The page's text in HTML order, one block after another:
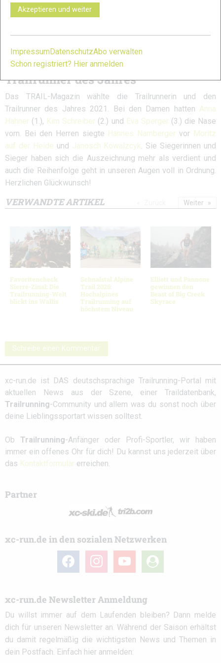
Tschechien am Start des KBT im Bayerischen Wald begrüßen
zu du?rfen.
Eventbericht von 2019
Infos
Trailrunner des Jahres
Das TRAIL-Magazin wählte die Trailrunnerin und den
Trailrunner des Jahres 2021. Bei den Damen hatten Anna
Hahner (1.), Kim Schreiber (2.) und Eva Sperger(3.) die Nase
vorn. Bei den Herren siegte Hannes Namberger vor Moritz
auf der Heide und Janosch Kowalzcyk. Sie Siegerinnen und
Sieger haben sich die Auszeichnung mehr als verdient und
auch die Reihenfolge geht in unseren Augen voll in Ordnung.
Herzlichen Glückwunsch!
VERWANDTE ARTIKEL
Favoritencheck
Sierre-Zinal: Die
Trailrunning-Welt
blickt ins Wallis
Schnalstal Alpine
Trail 2026:
Hochalpines
Trailrunning auf
höchstem Niveau
Elliott und Pannone
gewinnen den
Beast of Big Creek
Skyrace
Weiter
Schreibe einen Kommentar
xc-run.de ist DAS deutschsprachige Trailrunning-Portal mit
aktuellen News aus der Szene, einer Traildatenbank,
Trailrunning-Community und allem was du sonst noch über
deine Lieblingssportart wissen solltest.
Ob Trailrunning-Anfänger oder Profi-Sportler, wir haben
immer ein offenes Ohr für dich! Du kannst uns jederzeit über
das Kontaktformular erreichen.
Partner
xc-run.de in den sozialen Netzwerken
facebook instagramyoutube
user-
circle
xc-run.de Newsletter Anmeldung
Du willst immer auf dem Laufenden bleiben? Dann melde
dich für unseren Newsletter an. Während der Saison erhältst
du damit regelmäßig die wichtigsten News und Themen in
dein Postfach. Einfach hier anmelden:
Akzeptieren und weiter
Impressum DatenschutzAbo verwalten
Schon registriert? Hier anmelden